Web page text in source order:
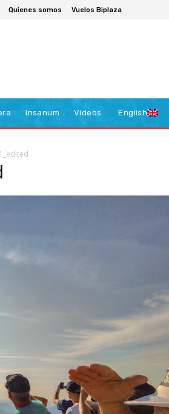
Quienes somos Vuelos Biplaza
Insanum Vídeos English